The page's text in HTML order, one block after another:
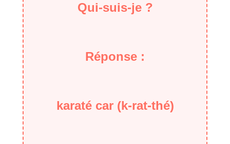
Qui-suis-je ?
Réponse :
karaté car (k-rat-thé)